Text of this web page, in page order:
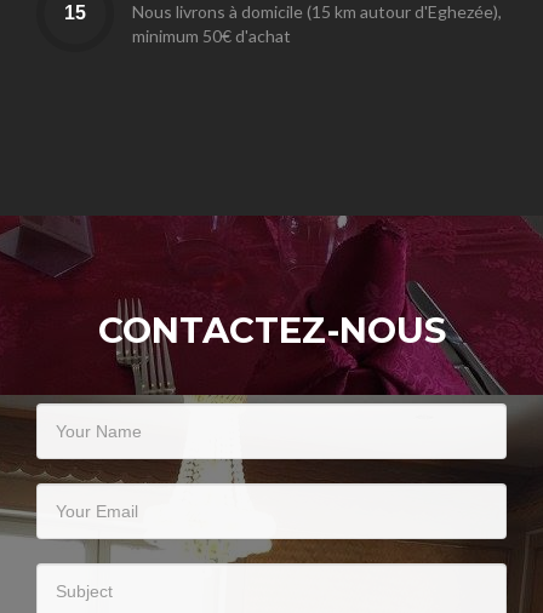
Nous livrons à domicile (15 km autour d'Eghezée),
minimum 50€ d'achat
CONTACTEZ-NOUS